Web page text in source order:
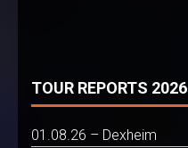
TOUR REPORTS 2026
01.08.26 – Dexheim